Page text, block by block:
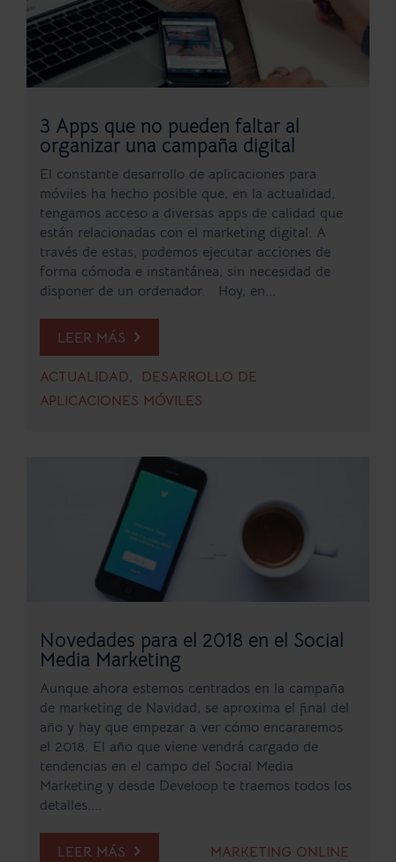
3 Apps que no pueden faltar al
organizar una campaña digital
El constante desarrollo de aplicaciones para
móviles ha hecho posible que, en la actualidad,
tengamos acceso a diversas apps de calidad que
están relacionadas con el marketing digital. A
través de estas, podemos ejecutar acciones de
forma cómoda e instantánea, sin necesidad de
disponer de un ordenador. Hoy, en...
LEER MÁS
ACTUALIDAD
DESARROLLO DE
APLICACIONES MÓVILES
Novedades para el 2018 en el Social
Media Marketing
Aunque ahora estemos centrados en la campaña
de marketing de Navidad, se aproxima el final del
año y hay que empezar a ver cómo encararemos
el 2018. El año que viene vendrá cargado de
tendencias en el campo del Social Media
Marketing y desde Develoop te traemos todos los
detalles....
LEER MÁS MARKETING ONLINE